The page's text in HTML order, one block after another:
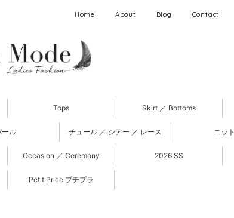
Home About Blog Contact
Tops Skirt ／ Bottoms
ール チュール ／ シアー ／ レース ニット
Occasion ／ Ceremony 2026 SS
Petit Price プチプラ